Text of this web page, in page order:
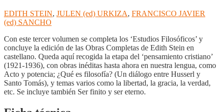
EDITH STEIN, JULEN (ed) URKIZA, FRANCISCO JAVIER
(ed) SANCHO
Con este tercer volumen se completa los ‘Estudios Filosóficos’ y
concluye la edición de las Obras Completas de Edith Stein en
castellano. Queda aquí recogida la etapa del ‘pensamiento cristiano’
(1921-1936), con obras inéditas hasta ahora en nuestra lengua, como
Acto y potencia; ¿Qué es filosofía? (Un diálogo entre Husserl y
Santo Tomás), y temas varios como la libertad, la gracia, la verdad,
etc. Se incluye también Ser finito y ser eterno.